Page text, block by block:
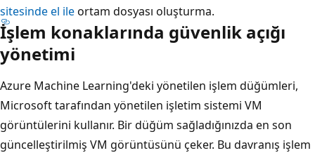
sitesinde el ileortam dosyası oluşturma.
İşlem konaklarında güvenlik açığı
yönetimi
Azure Machine Learning'deki yönetilen işlem düğümleri,
Microsoft tarafından yönetilen işletim sistemi VM
görüntülerini kullanır. Bir düğüm sağladığınızda en son
güncelleştirilmiş VM görüntüsünü çeker. Bu davranış işlem